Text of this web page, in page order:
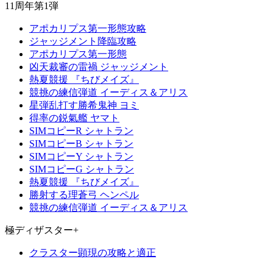
11周年第1弾
アポカリプス第一形態攻略
ジャッジメント降臨攻略
アポカリプス第一形態
凶天裁審の雷禍 ジャッジメント
熱夏競援 『ちびメイズ』
競挑の練信弾道 イーディス＆アリス
星弾乱打す勝希鬼神 ヨミ
得率の鋭氣艦 ヤマト
SIMコピーR シャトラン
SIMコピーB シャトラン
SIMコピーY シャトラン
SIMコピーG シャトラン
熱夏競援 『ちびメイズ』
勝射する理蒼弓 ヘンペル
競挑の練信弾道 イーディス＆アリス
極ディザスター+
クラスター顕現の攻略と適正